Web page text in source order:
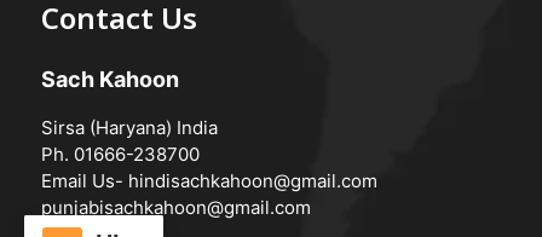
Contact Us
Sach Kahoon
Sirsa (Haryana) India
Ph. 01666-238700
Email Us- hindisachkahoon@gmail.com
punjabisachkahoon@gmail.com